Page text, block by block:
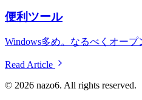
便利ツール
Windows多め。なるべくオープ
Read Article
© 2026 nazo6. All rights reserved.